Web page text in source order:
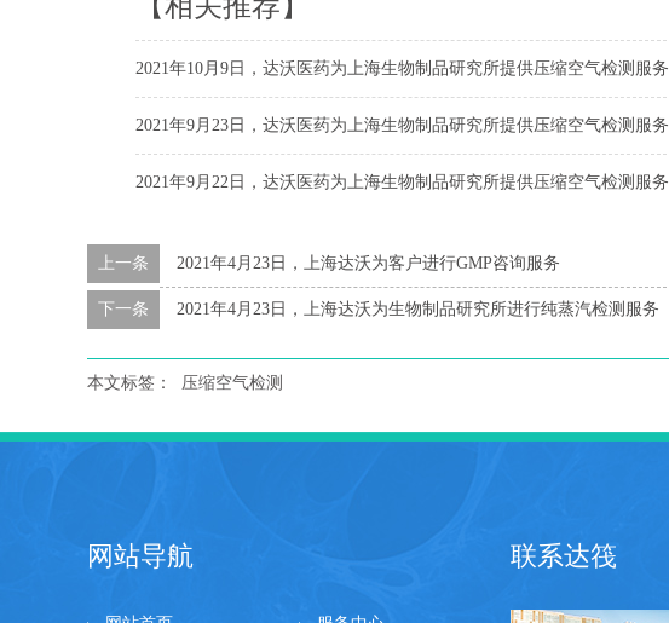
2021年10月9日，达沃医药为上海生物制品研究所提供压缩空气检测服务
2021年9月23日，达沃医药为上海生物制品研究所提供压缩空气检测服务
2021年9月22日，达沃医药为上海生物制品研究所提供压缩空气检测服务
上一条 2021年4月23日，上海达沃为客户进行GMP咨询服务
下一条 2021年4月23日，上海达沃为生物制品研究所进行纯蒸汽检测服务
本文标签： 压缩空气检测
网站导航 联系达筏